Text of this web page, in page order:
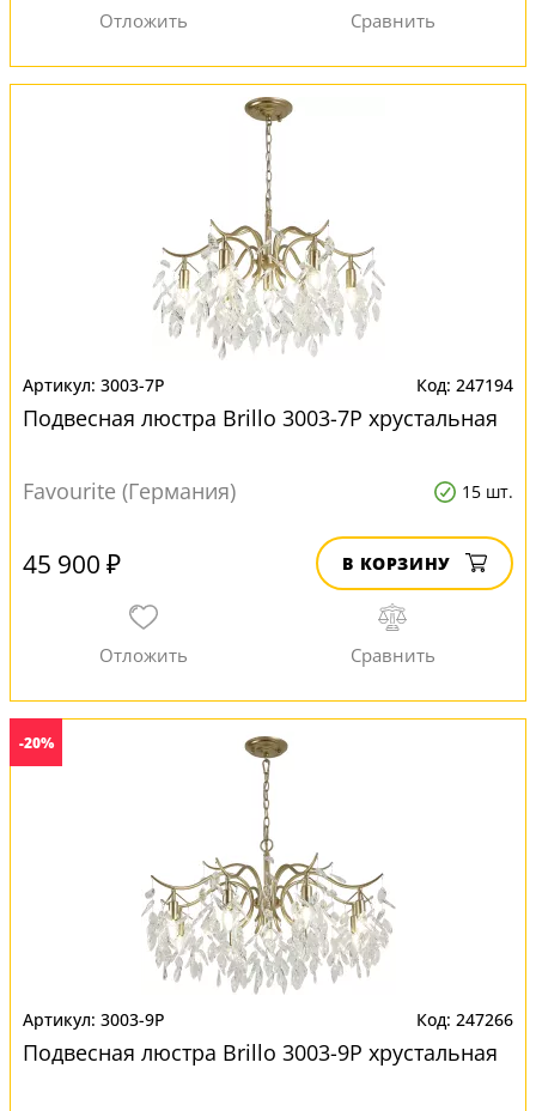
3003-7P 247194
Подвесная люстра Brillo 3003-7P хрустальная
Favourite (Германия) 15 шт.
45 900 ₽ В КОРЗИНУ
-20%
3003-9P 247266
Подвесная люстра Brillo 3003-9P хрустальная